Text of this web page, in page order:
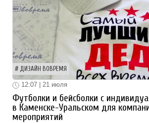
ДИЗАЙН ВОВРЕМЯ
12:07 | 21 июля
Футболки и бейсболки с
в Каменске-Уральском для
мероприятий